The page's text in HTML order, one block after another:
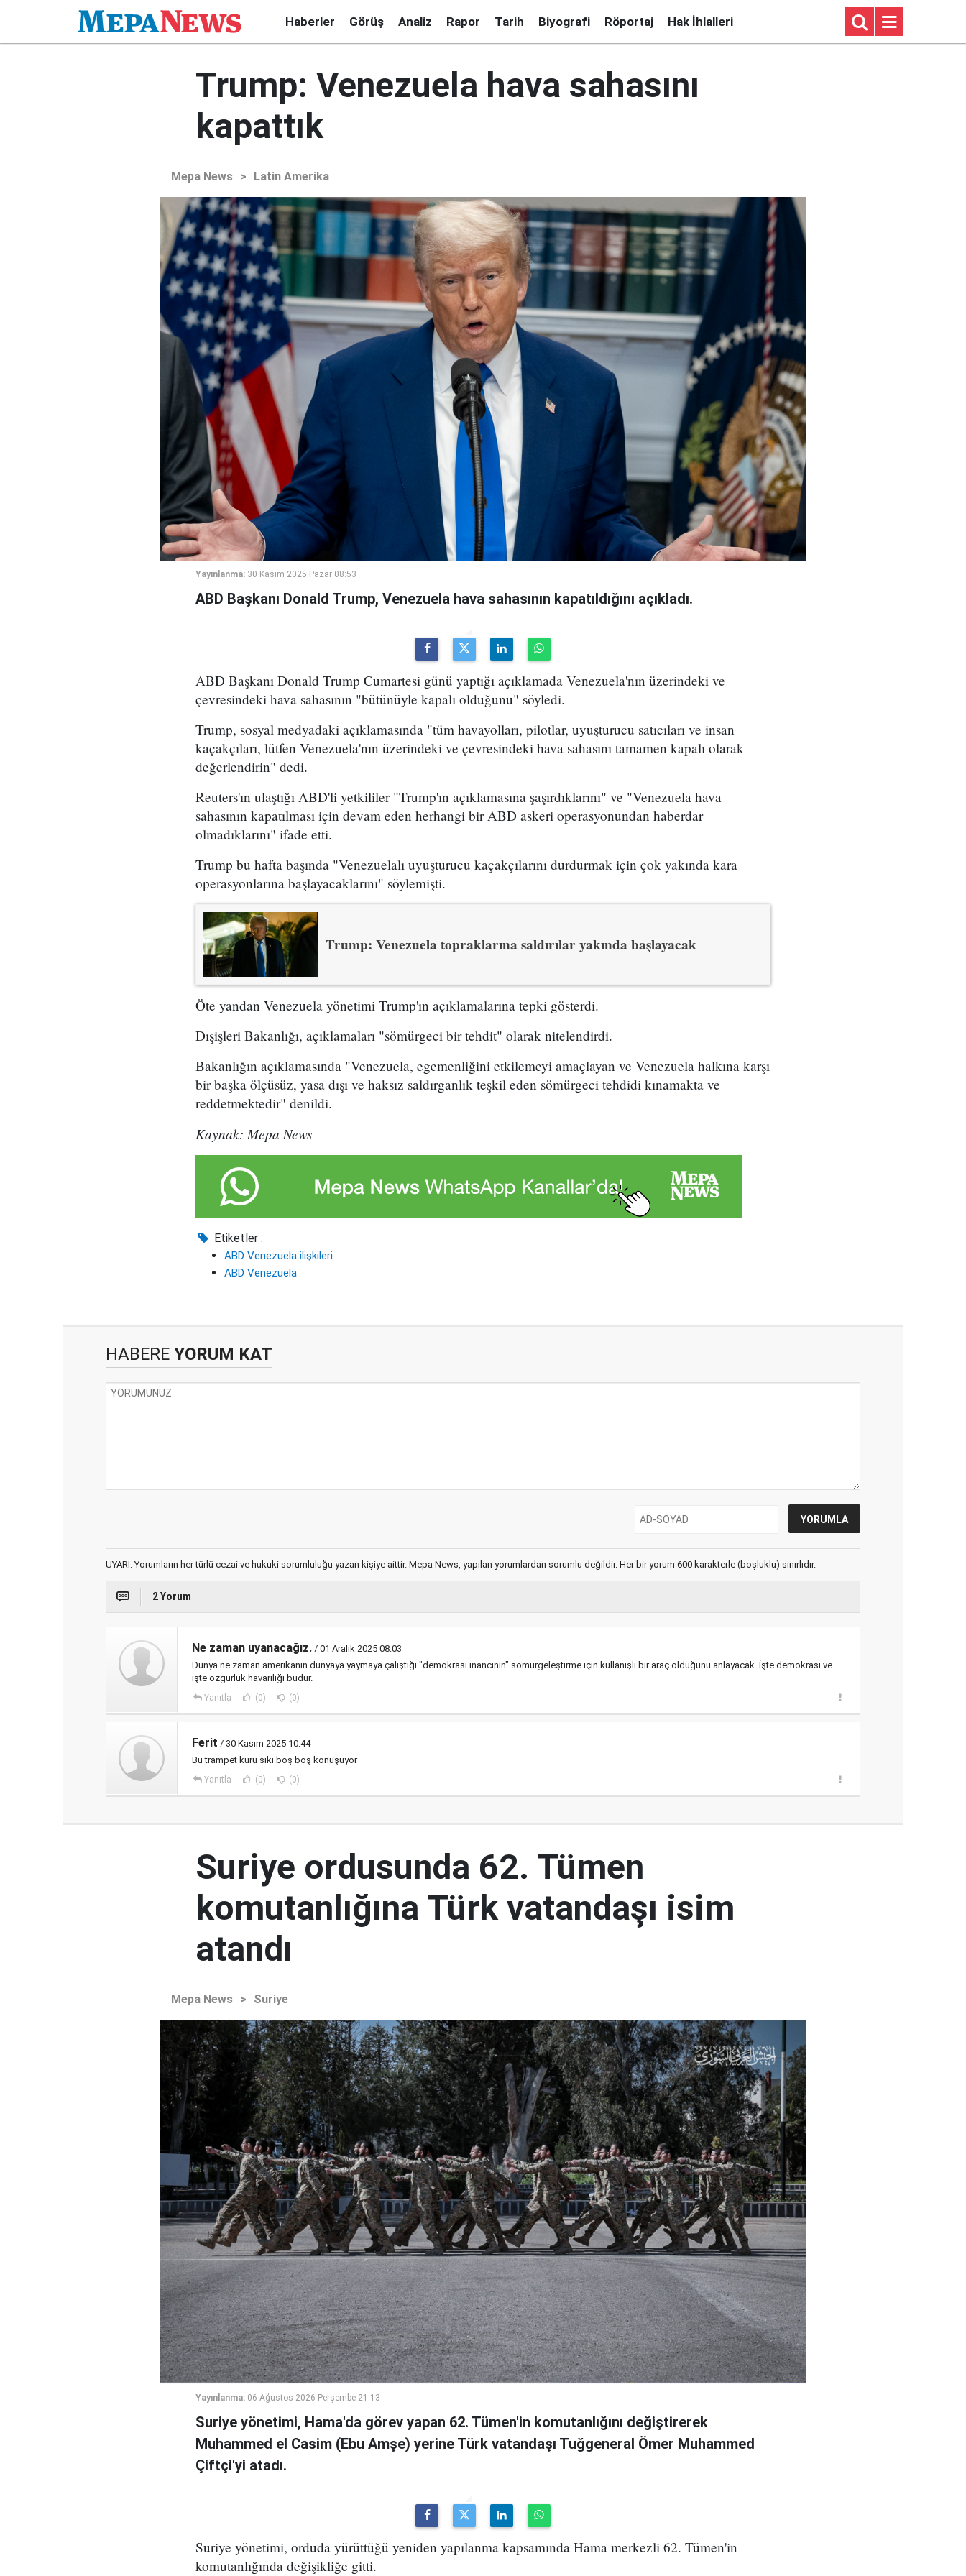
Haberler Görüş Analiz Rapor Tarih Biyografi Röportaj Hak İhlalleri
Trump: Venezuela hava sahasını
kapattık
Mepa News > Latin Amerika
Yayınlanma: 30 Kasım 2025 Pazar 08:53
ABD Başkanı Donald Trump, Venezuela hava sahasının kapatıldığını açıkladı.
ABD Başkanı Donald Trump Cumartesi günü yaptığı açıklamada Venezuela'nın üzerindeki ve
çevresindeki hava sahasının "bütünüyle kapalı olduğunu" söyledi.
Trump, sosyal medyadaki açıklamasında "tüm havayolları, pilotlar, uyuşturucu satıcıları ve insan
kaçakçıları, lütfen Venezuela'nın üzerindeki ve çevresindeki hava sahasını tamamen kapalı olarak
değerlendirin" dedi.
Reuters'ın ulaştığı ABD'li yetkililer "Trump'ın açıklamasına şaşırdıklarını" ve "Venezuela hava
sahasının kapatılması için devam eden herhangi bir ABD askeri operasyonundan haberdar
olmadıklarını" ifade etti.
Trump bu hafta başında "Venezuelalı uyuşturucu kaçakçılarını durdurmak için çok yakında kara
operasyonlarına başlayacaklarını" söylemişti.
Trump: Venezuela topraklarına saldırılar yakında başlayacak
Öte yandan Venezuela yönetimi Trump'ın açıklamalarına tepki gösterdi.
Dışişleri Bakanlığı, açıklamaları "sömürgeci bir tehdit" olarak nitelendirdi.
Bakanlığın açıklamasında "Venezuela, egemenliğini etkilemeyi amaçlayan ve Venezuela halkına karşı
bir başka ölçüsüz, yasa dışı ve haksız saldırganlık teşkil eden sömürgeci tehdidi kınamakta ve
reddetmektedir" denildi.
Kaynak: Mepa News
Etiketler :
ABD Venezuela ilişkileri
ABD Venezuela
HABERE YORUM KAT
UYARI: Yorumların her türlü cezai ve hukuki sorumluluğu yazan kişiye aittir. Mepa News, yapılan yorumlardan sorumlu değildir. Her bir yorum 600 karakterle (boşluklu) sınırlıdır.
2 Yorum
Ne zaman uyanacağız. / 01 Aralık 2025 08:03
Dünya ne zaman amerikanın dünyaya yaymaya çalıştığı "demokrasi inancının" sömürgeleştirme için kullanışlı bir araç olduğunu anlayacak. İşte demokrasi ve
işte özgürlük havariliği budur.
Yanıtla (0) (0)
Ferit / 30 Kasım 2025 10:44
Bu trampet kuru sıkı boş boş konuşuyor
Yanıtla (0) (0)
Suriye ordusunda 62. Tümen
komutanlığına Türk vatandaşı isim
atandı
Mepa News > Suriye
Yayınlanma: 06 Ağustos 2026 Perşembe 21:13
Suriye yönetimi, Hama'da görev yapan 62. Tümen'in komutanlığını değiştirerek
Muhammed el Casim (Ebu Amşe) yerine Türk vatandaşı Tuğgeneral Ömer Muhammed
Çiftçi'yi atadı.
Suriye yönetimi, orduda yürüttüğü yeniden yapılanma kapsamında Hama merkezli 62. Tümen'in
komutanlığında değişikliğe gitti.